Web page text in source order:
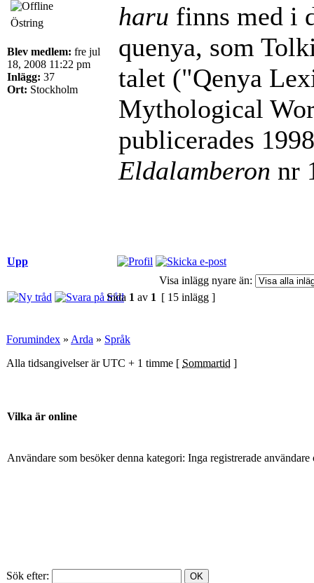
Östring
Blev medlem: fre jul
18, 2008 11:22 pm
Inlägg: 37
Ort: Stockholm
haru finns med i
quenya, som
talet ("Qenya
Mythological
publicerades
Eldalamberon nr
Upp
Visa inlägg nyare än:
Sida 1 av 1 [ 15 inlägg ]
Forumindex » Arda » Språk
Alla tidsangivelser är UTC + 1 timme [ Sommartid ]
Vilka är online
Användare som besöker denna kategori: Inga registrerade användare
Sök efter: